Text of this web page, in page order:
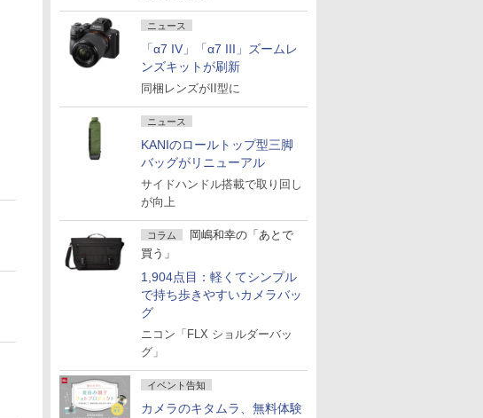
ニュース
「α7 IV」「α7 III」ズームレ
ンズキットが刷新
同梱レンズがII型に
ニュース
KANIのロールトップ型三脚
バッグがリニューアル
サイドハンドル搭載で取り回し
が向上
コラム
岡嶋和幸の「あとで
買う」
1,904点目：軽くてシンプル
で持ち歩きやすいカメラバッ
グ
ニコン「FLX ショルダーバッ
グ」
イベント告知
カメラのキタムラ、無料体験